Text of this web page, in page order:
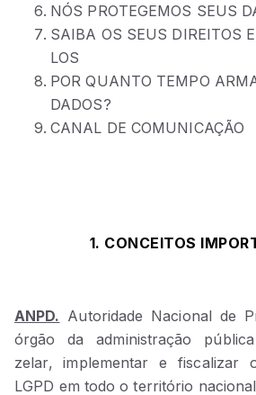
NÓS PROTEGEMOS SEUS
SAIBA OS SEUS DIREITOS
LOS
POR QUANTO TEMPO
DADOS?
CANAL DE COMUNICAÇÃO
1. CONCEITOS
ANPD. Autoridade Nacional de
órgão da administração
zelar, implementar e fiscalizar
LGPD em todo o território